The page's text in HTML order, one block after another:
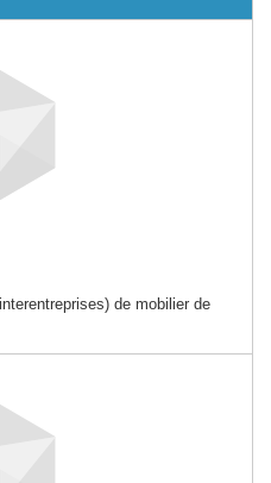
de mobilier de